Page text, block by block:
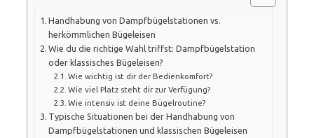
Handhabung von Dampfbügelstationen vs.
herkömmlichen Bügeleisen
Wie du die richtige Wahl triffst: Dampfbügelstation
oder klassisches Bügeleisen?
Wie wichtig ist dir der Bedienkomfort?
Wie viel Platz steht dir zur Verfügung?
Wie intensiv ist deine Bügelroutine?
Typische Situationen bei der Handhabung von
Dampfbügelstationen und klassischen Bügeleisen